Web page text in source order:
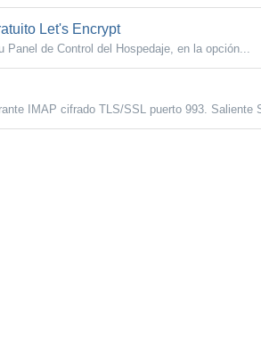
Let's Encrypt
Panel de Control del Hospedaje, en la opción...
IMAP cifrado TLS/SSL puerto 993. Saliente